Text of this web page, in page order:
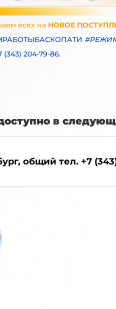
всех на НОВОЕ
#
(343) 204-79-86.
в
, общий тел. +7